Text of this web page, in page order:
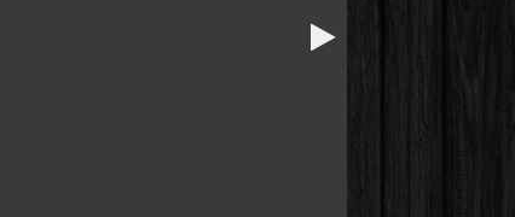
